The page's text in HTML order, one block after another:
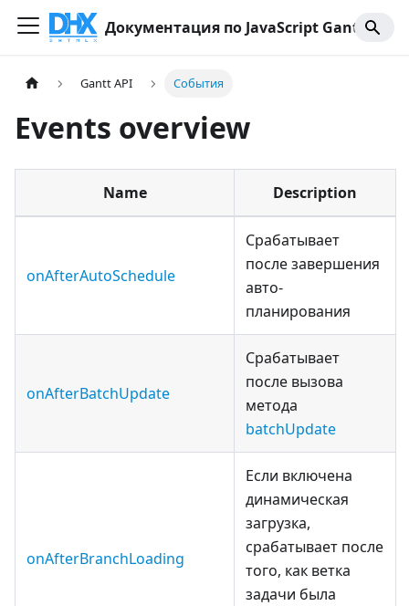
Документация по JavaScript Gantt
Gantt API События
Events overview
Name Description
onAfterAutoSchedule
Срабатывает
после завершения
авто-
планирования
onAfterBatchUpdate
Срабатывает
после вызова
метода
batchUpdate
onAfterBranchLoading
Если включена
динамическая
загрузка,
срабатывает после
того, как ветка
задачи была